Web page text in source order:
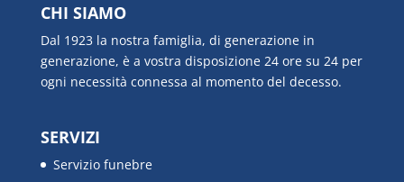
CHI SIAMO
Dal 1923 la nostra famiglia, di generazione in
generazione, è a vostra disposizione 24 ore su 24 per
ogni necessità connessa al momento del decesso.
SERVIZI
Servizio funebre